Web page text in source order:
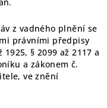
z vadného plnění se
právními předpisy
§ 2099 až 2117 a
a zákonem č.
ve znění